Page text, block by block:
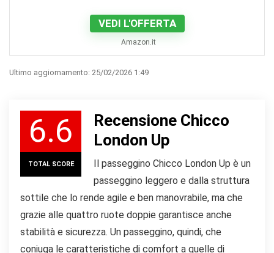
VEDI L'OFFERTA
Amazon.it
Ultimo aggiornamento: 25/02/2026 1:49
6.6
TOTAL SCORE
Recensione Chicco
London Up
Il passeggino Chicco London Up è un
passeggino leggero e dalla struttura
sottile che lo rende agile e ben manovrabile, ma che
grazie alle quattro ruote doppie garantisce anche
stabilità e sicurezza. Un passeggino, quindi, che
coniuga le caratteristiche di comfort a quelle di